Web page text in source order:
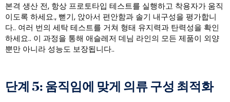
본격 생산 전, 항상 프로토타입 테스트를 실행하고 착용자가 움직
이도록 하세요., 뻗기, 앉아서 편안함과 솔기 내구성을 평가합니
다.. 여러 번의 세탁 테스트를 거쳐 형태 유지력과 탄력성을 확인
하세요.. 이 과정을 통해 애슬레저 데님 라인의 모든 제품이 외양
뿐만 아니라 성능도 보장됩니다..
단계 5: 움직임에 맞게 의류 구성 최적화